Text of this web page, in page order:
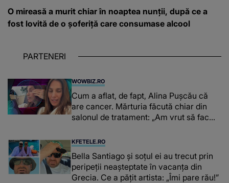
O mireasă a murit chiar în noaptea nunții, după ce a
fost lovită de o șoferiță care consumase alcool
PARTENERI
WOWBIZ.RO
Cum a aflat, de fapt, Alina Pușcău că
are cancer. Mărturia făcută chiar din
salonul de tratament: „Am vrut să fac
înțepe sânul”
KFETELE.RO
Bella Santiago și soțul ei au trecut prin
peripeții neașteptate în vacanța din
Grecia. Ce a pățit artista: „Îmi pare rău!”